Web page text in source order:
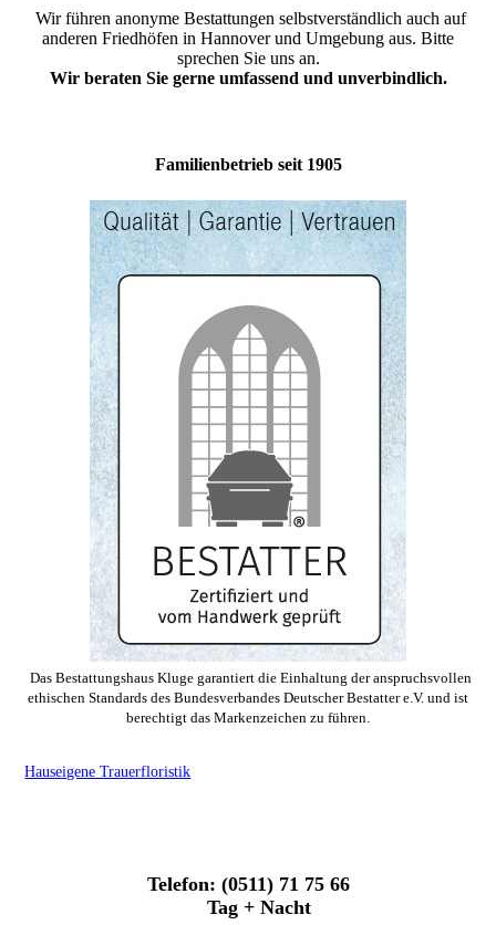
Wir führen anonyme Bestattungen selbstverständlich auch auf
anderen Friedhöfen in Hannover und Umgebung aus. Bitte
sprechen Sie uns an.
Wir beraten Sie gerne umfassend und unverbindlich.
Familienbetrieb seit 1905
Das Bestattungshaus Kluge garantiert die Einhaltung der anspruchsvollen
ethischen Standards des Bundesverbandes Deutscher Bestatter e.V. und ist
berechtigt das Markenzeichen zu führen.
Hauseigene Trauerfloristik
Telefon: (0511) 71 75 66
Tag + Nacht